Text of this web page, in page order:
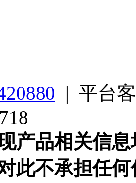
| 平台
产品相关信
此不承担任